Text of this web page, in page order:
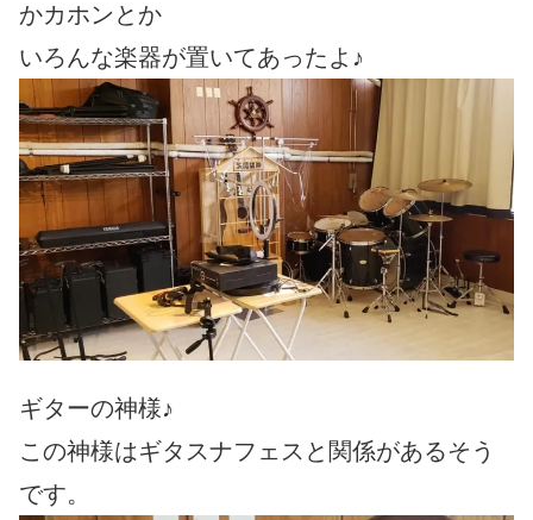
かカホンとか
いろんな楽器が置いてあったよ♪
ギターの神様♪
この神様はギタスナフェスと関係があるそう
です。